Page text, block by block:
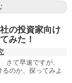
の投資家向け
みた！
さて早速ですが、
のか、探ってみよ